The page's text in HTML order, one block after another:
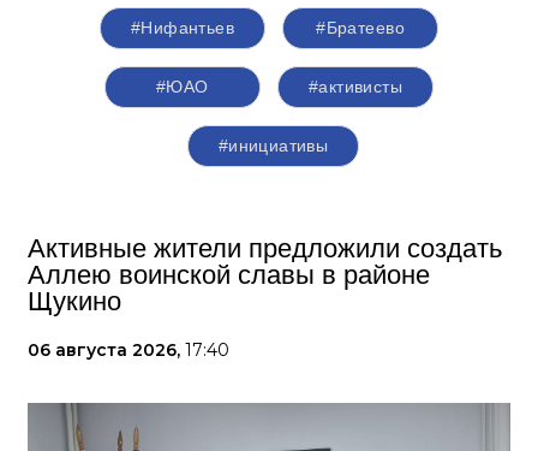
#Нифантьев #Братеево
#ЮАО #активисты
#инициативы
Активные жители предложили создать
Аллею воинской славы в районе
Щукино
06 августа 2026, 17:40